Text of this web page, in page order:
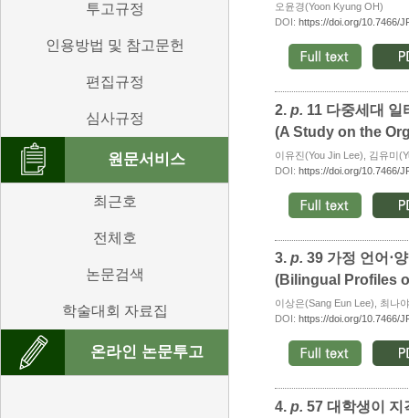
투고규정
인용방법 및 참고문헌
편집규정
심사규정
원문서비스
최근호
전체호
논문검색
학술대회 자료집
온라인 논문투고
오윤경(Yoon Kyung OH)
DOI: https://doi.org/10.7466/
2. p. 11 다중세대 일
(A Study on the
이유진(You Jin Lee), 김유미
DOI: https://doi.org/10.7466/
3. p. 39 가정 언어⋅
(Bilingual Profiles
이상은(Sang Eun Lee), 최나
DOI: https://doi.org/10.7466/
4. p. 57 대학생이 지